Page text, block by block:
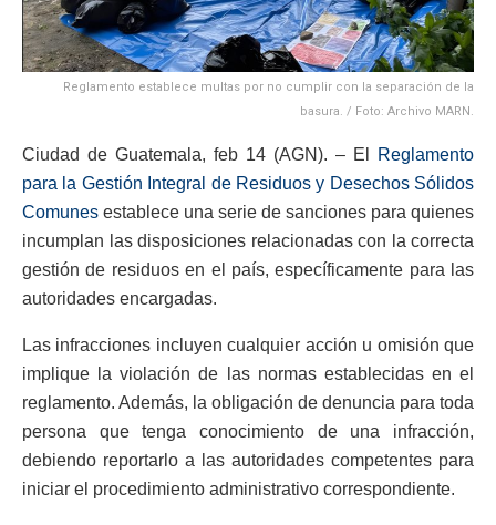
Reglamento establece multas por no cumplir con la separación de la
basura. / Foto: Archivo MARN.
Ciudad de Guatemala, feb 14 (AGN). – El
Reglamento
para la Gestión Integral de Residuos y Desechos Sólidos
Comunes establece una serie de sanciones para quienes
incumplan las disposiciones relacionadas con la correcta
gestión de residuos en el país, específicamente para las
autoridades encargadas.
Las infracciones incluyen cualquier acción u omisión que
implique la violación de las normas establecidas en el
reglamento. Además, la obligación de denuncia para toda
persona que tenga conocimiento de una infracción,
debiendo reportarlo a las autoridades competentes para
iniciar el procedimiento administrativo correspondiente.